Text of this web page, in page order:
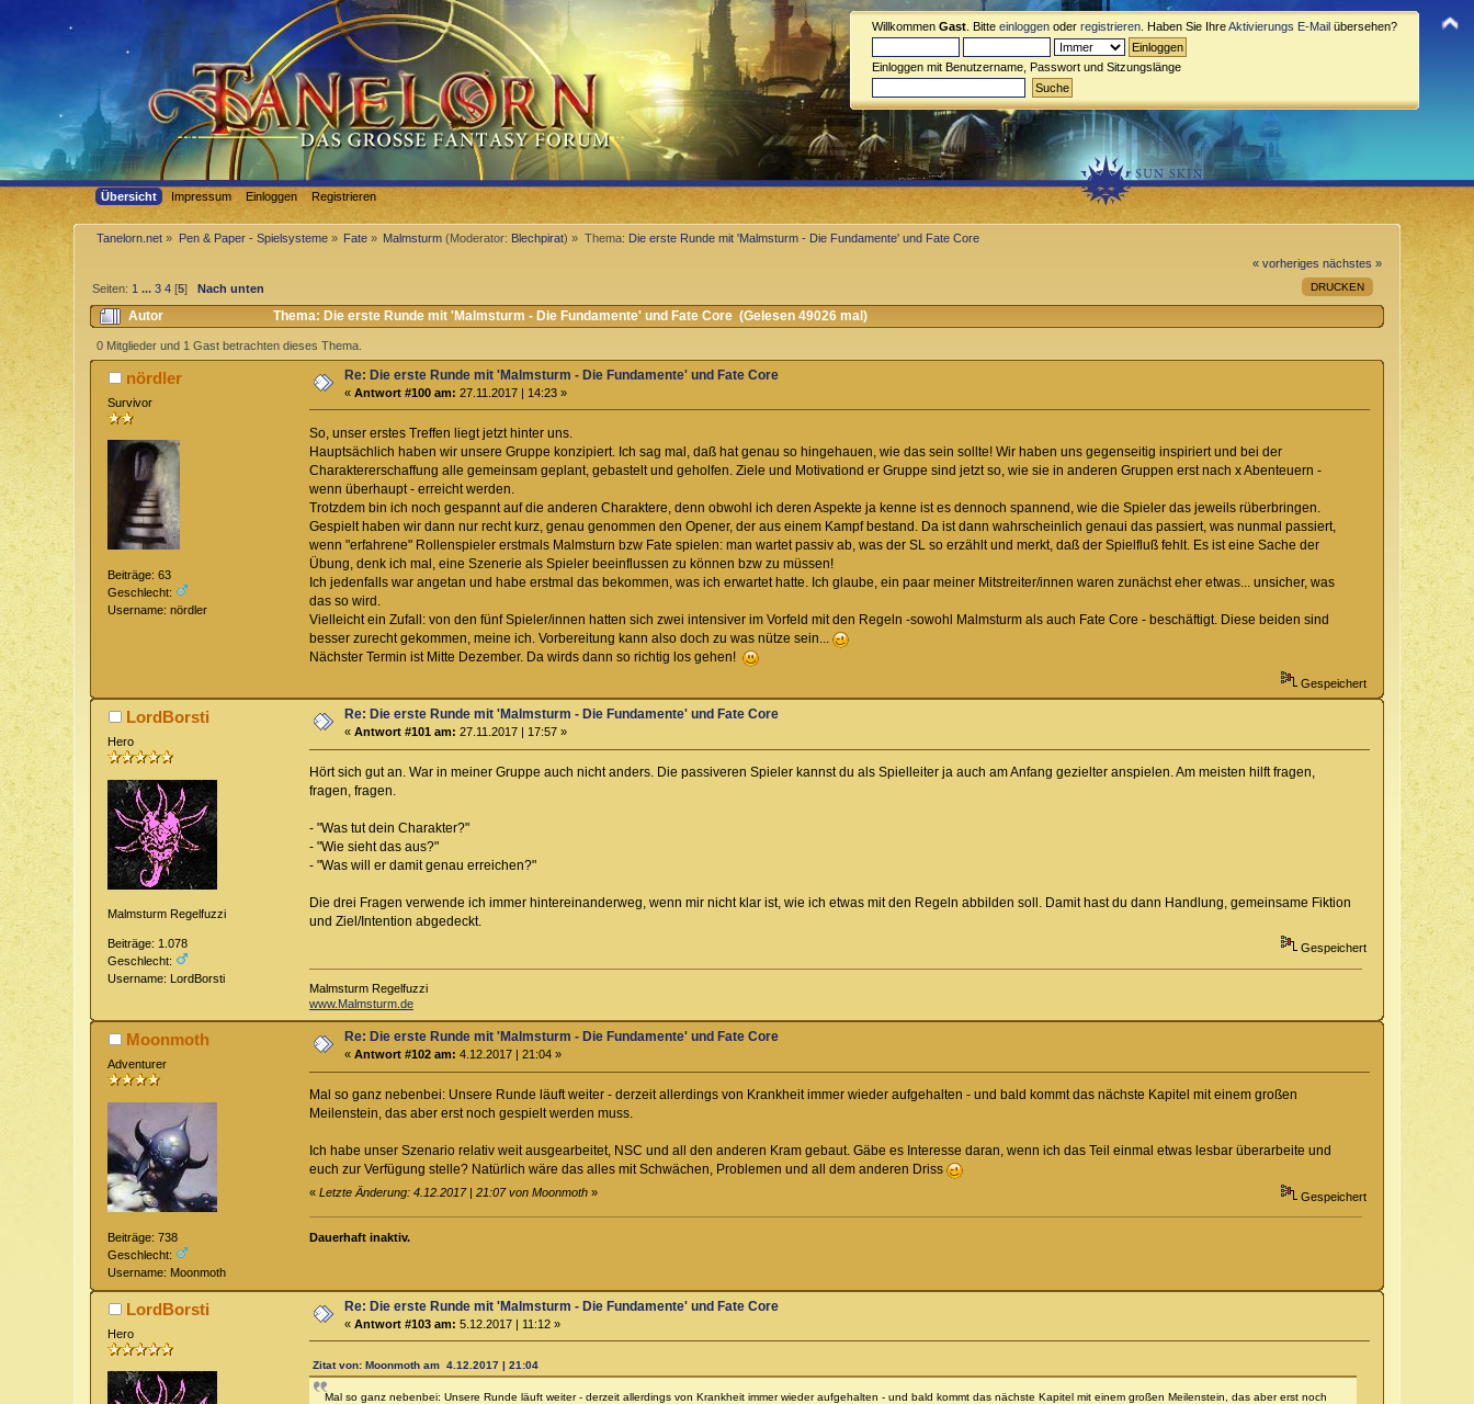
Willkommen Gast . Bitte einloggen oder registrieren . Haben Sie IhreAktivierungs E-Mail übersehen?
Einloggen mit Benutzername, Passwort und Sitzungslänge
Übersicht Impressum Einloggen Registrieren
Tanelorn.net » Pen & Paper - Spielsysteme» Fate » Malmsturm (Moderator: Blechpirat) » Thema: Die erste Runde mit 'Malmsturm - Die Fundamente' und Fate Core
« vorheriges nächstes »
DRUCKEN
Seiten: 1 ...3 4 [5]Nach unten
Autor Thema: Die erste Runde mit 'Malmsturm - Die Fundamente' und Fate Core (Gelesen 49026 mal)
0 Mitglieder und 1 Gast betrachten dieses Thema.
nördler
Survivor
Beiträge: 63
Geschlecht:
Username: nördler
Re: Die erste Runde mit 'Malmsturm - Die Fundamente' und Fate Core
«Antwort #100 am: 27.11.2017 | 14:23 »
So, unser erstes Treffen liegt jetzt hinter uns.
Hauptsächlich haben wir unsere Gruppe konzipiert. Ich sag mal, daß hat genau so hingehauen, wie das sein sollte! Wir haben uns gegenseitig inspiriert und bei der
Charaktererschaffung alle gemeinsam geplant, gebastelt und geholfen. Ziele und Motivationd er Gruppe sind jetzt so, wie sie in anderen Gruppen erst nach x Abenteuern -
wenn überhaupt - erreicht werden.
Trotzdem bin ich noch gespannt auf die anderen Charaktere, denn obwohl ich deren Aspekte ja kenne ist es dennoch spannend, wie die Spieler das jeweils rüberbringen.
Gespielt haben wir dann nur recht kurz, genau genommen den Opener, der aus einem Kampf bestand. Da ist dann wahrscheinlich genaui das passiert, was nunmal passiert,
wenn "erfahrene" Rollenspieler erstmals Malmsturn bzw Fate spielen: man wartet passiv ab, was der SL so erzählt und merkt, daß der Spielfluß fehlt. Es ist eine Sache der
Übung, denk ich mal, eine Szenerie als Spieler beeinflussen zu können bzw zu müssen!
Ich jedenfalls war angetan und habe erstmal das bekommen, was ich erwartet hatte. Ich glaube, ein paar meiner Mitstreiter/innen waren zunächst eher etwas... unsicher, was
das so wird.
Vielleicht ein Zufall: von den fünf Spieler/innen hatten sich zwei intensiver im Vorfeld mit den Regeln -sowohl Malmsturm als auch Fate Core - beschäftigt. Diese beiden sind
besser zurecht gekommen, meine ich. Vorbereitung kann also doch zu was nütze sein...
Nächster Termin ist Mitte Dezember. Da wirds dann so richtig los gehen!
Gespeichert
LordBorsti
Hero
Malmsturm Regelfuzzi
Beiträge: 1.078
Geschlecht:
Username: LordBorsti
Re: Die erste Runde mit 'Malmsturm - Die Fundamente' und Fate Core
«Antwort #101 am: 27.11.2017 | 17:57 »
Hört sich gut an. War in meiner Gruppe auch nicht anders. Die passiveren Spieler kannst du als Spielleiter ja auch am Anfang gezielter anspielen. Am meisten hilft fragen,
fragen, fragen.
- "Was tut dein Charakter?"
- "Wie sieht das aus?"
- "Was will er damit genau erreichen?"
Die drei Fragen verwende ich immer hintereinanderweg, wenn mir nicht klar ist, wie ich etwas mit den Regeln abbilden soll. Damit hast du dann Handlung, gemeinsame Fiktion
und Ziel/Intention abgedeckt.
Gespeichert
Malmsturm Regelfuzzi
www.Malmsturm.de
Moonmoth
Adventurer
Beiträge: 738
Geschlecht:
Username: Moonmoth
Re: Die erste Runde mit 'Malmsturm - Die Fundamente' und Fate Core
«Antwort #102 am: 4.12.2017 | 21:04 »
Mal so ganz nebenbei: Unsere Runde läuft weiter - derzeit allerdings von Krankheit immer wieder aufgehalten - und bald kommt das nächste Kapitel mit einem großen
Meilenstein, das aber erst noch gespielt werden muss.
Ich habe unser Szenario relativ weit ausgearbeitet, NSC und all den anderen Kram gebaut. Gäbe es Interesse daran, wenn ich das Teil einmal etwas lesbar überarbeite und
euch zur Verfügung stelle? Natürlich wäre das alles mit Schwächen, Problemen und all dem anderen Driss
« Letzte Änderung: 4.12.2017 | 21:07 von Moonmoth» Gespeichert
Dauerhaft inaktiv.
LordBorsti
Hero
Re: Die erste Runde mit 'Malmsturm - Die Fundamente' und Fate Core
«Antwort #103 am: 5.12.2017 | 11:12 »
Zitat von: Moonmoth am 4.12.2017 | 21:04
Mal so ganz nebenbei: Unsere Runde läuft weiter - derzeit allerdings von Krankheit immer wieder aufgehalten - und bald kommt das nächste Kapitel mit einem großen Meilenstein, das aber erst noch